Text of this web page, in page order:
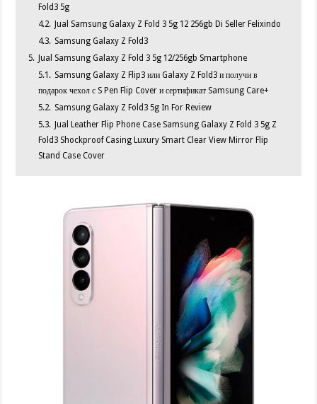
Fold3 5g
4.2. Jual Samsung Galaxy Z Fold 3 5g 12 256gb Di Seller Felixindo
4.3. Samsung Galaxy Z Fold3
5. Jual Samsung Galaxy Z Fold 3 5g 12/256gb Smartphone
5.1. Samsung Galaxy Z Flip3 или Galaxy Z Fold3 и получи в
подарок чехол с S Pen Flip Cover и сертификат Samsung Care+
5.2. Samsung Galaxy Z Fold3 5g In For Review
5.3. Jual Leather Flip Phone Case Samsung Galaxy Z Fold 3 5g Z
Fold3 Shockproof Casing Luxury Smart Clear View Mirror Flip
Stand Case Cover